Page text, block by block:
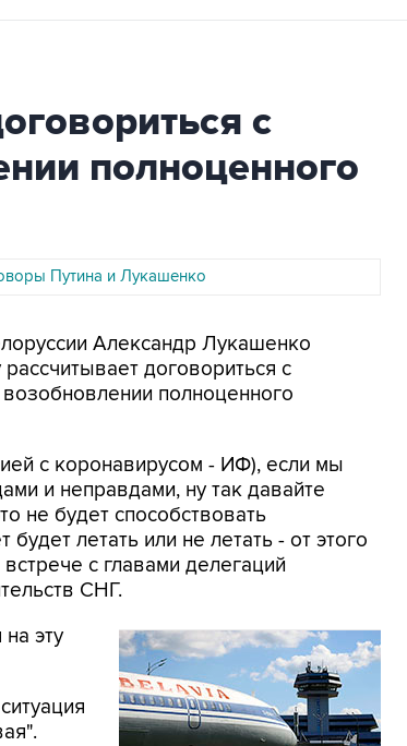
с
полноценного
Путина и Лукашенко
Александр Лукашенко
договориться с
полноценного
с коронавирусом - ИФ), если мы
и неправдами, ну так давайте
не будет способствовать
летать или не летать - от этого
с главами делегаций
СНГ.
эту